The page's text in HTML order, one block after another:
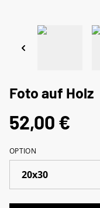
Foto auf Holz
52,00 €
OPTION